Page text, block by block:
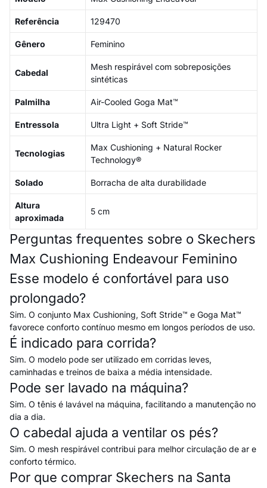
Referência 129470
Gênero Feminino
Cabedal
Mesh respirável com sobreposições
sintéticas
Palmilha Air-Cooled Goga Mat™
Entressola Ultra Light + Soft Stride™
Tecnologias
Max Cushioning + Natural Rocker
Technology®
Solado Borracha de alta durabilidade
Altura
aproximada
5 cm
Perguntas frequentes sobre o Skechers
Max Cushioning Endeavour Feminino
Esse modelo é confortável para uso
prolongado?
Sim. O conjunto Max Cushioning, Soft Stride™ e Goga Mat™
favorece conforto contínuo mesmo em longos períodos de uso.
É indicado para corrida?
Sim. O modelo pode ser utilizado em corridas leves,
caminhadas e treinos de baixa a média intensidade.
Pode ser lavado na máquina?
Sim. O tênis é lavável na máquina, facilitando a manutenção no
dia a dia.
O cabedal ajuda a ventilar os pés?
Sim. O mesh respirável contribui para melhor circulação de ar e
conforto térmico.
Por que comprar Skechers na Santa